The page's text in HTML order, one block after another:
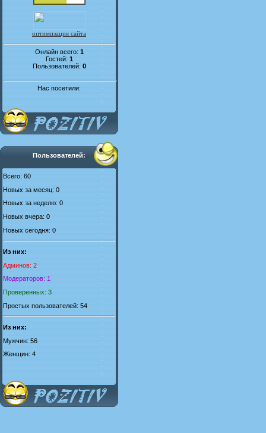
оптимизация сайта
Онлайн всего: 1
Гостей: 1
Пользователей: 0
Нас посетили:
Пользователей:
Всего: 60
Новых за месяц: 0
Новых за неделю: 0
Новых вчера: 0
Новых сегодня: 0
Из них:
Админов: 2
Модераторов: 1
Проверенных: 3
Простых пользователей: 54
Из них:
Мужчин: 56
Женщин: 4